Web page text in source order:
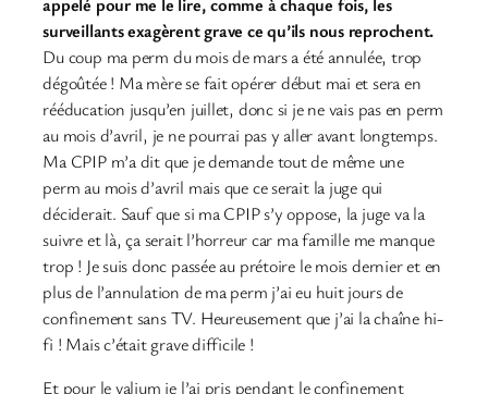
surveillants exagèrent grave ce qu’ils nous reprochent.
Du coup ma perm du mois de mars a été annulée, trop
dégoûtée ! Ma mère se fait opérer début mai et sera en
rééducation jusqu’en juillet, donc si je ne vais pas en perm
au mois d’avril, je ne pourrai pas y aller avant longtemps.
Ma CPIP m’a dit que je demande tout de même une
perm au mois d’avril mais que ce serait la juge qui
déciderait. Sauf que si ma CPIP s’y oppose, la juge va la
suivre et là, ça serait l’horreur car ma famille me manque
trop ! Je suis donc passée au prétoire le mois dernier et en
plus de l’annulation de ma perm j’ai eu huit jours de
confinement sans TV. Heureusement que j’ai la chaîne hi-
fi ! Mais c’était grave difficile !
Et pour le valium je l’ai pris pendant le confinement